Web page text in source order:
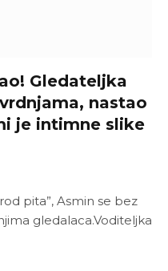
Gledateljka
nastao
je intimne slike
pita”, Asmin se bez
gledalaca.Voditeljka